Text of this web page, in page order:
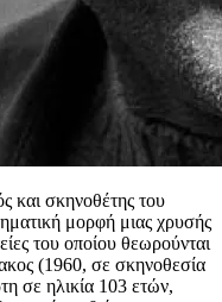
και σκηνοθέτης του
μορφή μιας χρυσής
του οποίου θεωρούνται
(1960, σε σκηνοθεσία
σε ηλικία 103 ετών,